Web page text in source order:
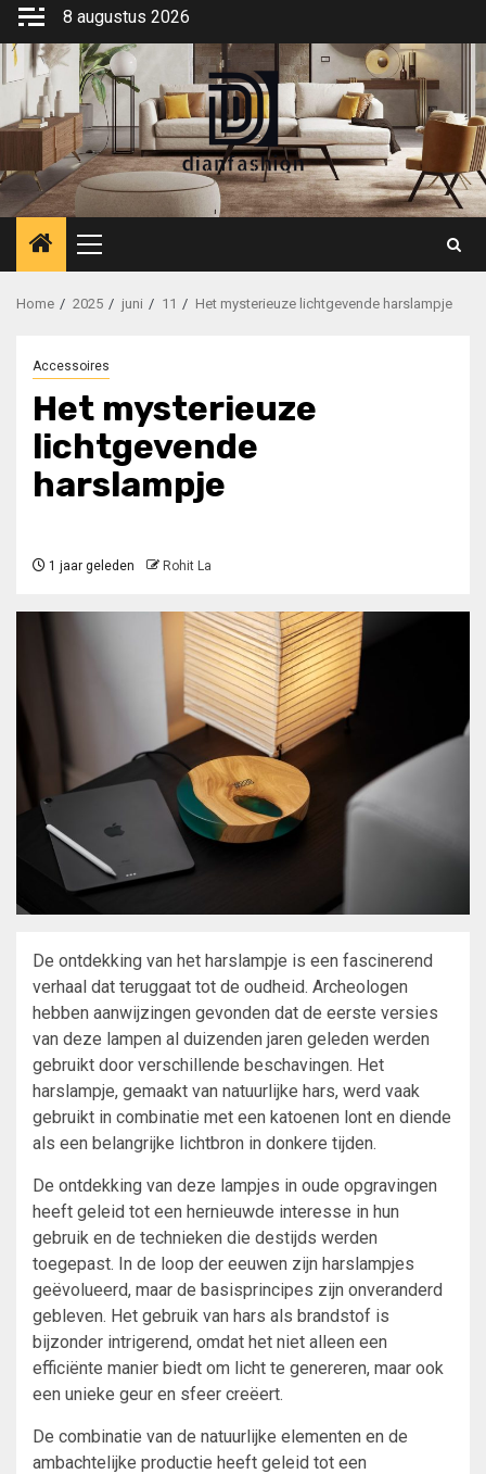
de
inhoud
8 augustus 2026
Primair
menu
Home 2025 juni 11 Het mysterieuze lichtgevende harslampje
Accessoires
Het mysterieuze
lichtgevende
harslampje
1 jaar geleden Rohit La
De ontdekking van het harslampje is een fascinerend
verhaal dat teruggaat tot de oudheid. Archeologen
hebben aanwijzingen gevonden dat de eerste versies
van deze lampen al duizenden jaren geleden werden
gebruikt door verschillende beschavingen. Het
harslampje, gemaakt van natuurlijke hars, werd vaak
gebruikt in combinatie met een katoenen lont en diende
als een belangrijke lichtbron in donkere tijden.
De ontdekking van deze lampjes in oude opgravingen
heeft geleid tot een hernieuwde interesse in hun
gebruik en de technieken die destijds werden
toegepast. In de loop der eeuwen zijn harslampjes
geëvolueerd, maar de basisprincipes zijn onveranderd
gebleven. Het gebruik van hars als brandstof is
bijzonder intrigerend, omdat het niet alleen een
efficiënte manier biedt om licht te genereren, maar ook
een unieke geur en sfeer creëert.
De combinatie van de natuurlijke elementen en de
ambachtelijke productie heeft geleid tot een